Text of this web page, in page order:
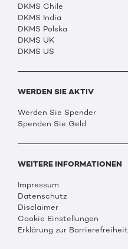
DKMS Chile
DKMS India
DKMS Polska
DKMS UK
DKMS US
WERDEN SIE AKTIV
Werden Sie Spender
Spenden Sie Geld
WEITERE INFORMATIONEN
Impressum
Datenschutz
Disclaimer
Cookie Einstellungen
Erklärung zur Barrierefreiheit